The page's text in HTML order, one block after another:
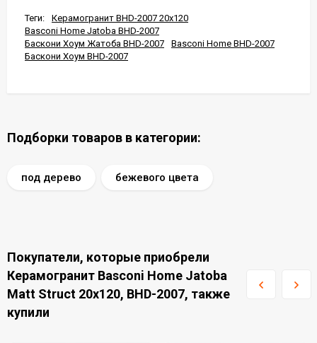
Теги:
Керамогранит BHD-2007 20x120
Basconi Home Jatoba BHD-2007
Баскони Хоум Жатоба BHD-2007
Basconi Home BHD-2007
Баскони Хоум BHD-2007
Подборки товаров в категории:
под дерево бежевого цвета
Покупатели, которые приобрели
Керамогранит Basconi Home Jatoba
Matt Struct 20x120, BHD-2007, также
купили